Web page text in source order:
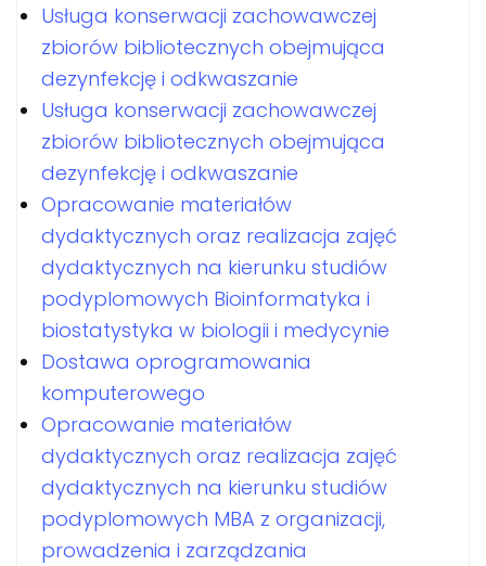
Usługa konserwacji zachowawczej
zbiorów bibliotecznych obejmująca
dezynfekcję i odkwaszanie
Usługa konserwacji zachowawczej
zbiorów bibliotecznych obejmująca
dezynfekcję i odkwaszanie
Opracowanie materiałów
dydaktycznych oraz realizacja zajęć
dydaktycznych na kierunku studiów
podyplomowych Bioinformatyka i
biostatystyka w biologii i medycynie
Dostawa oprogramowania
komputerowego
Opracowanie materiałów
dydaktycznych oraz realizacja zajęć
dydaktycznych na kierunku studiów
podyplomowych MBA z organizacji,
prowadzenia i zarządzania